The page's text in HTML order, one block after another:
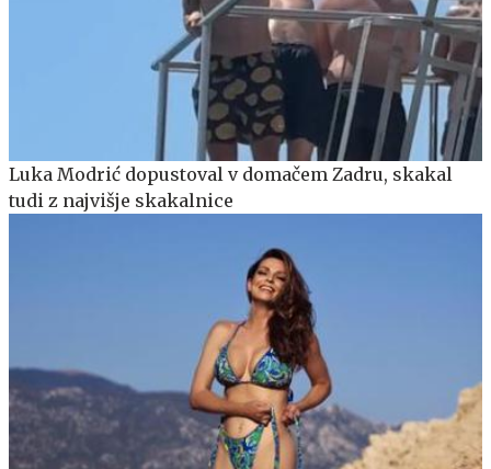
Luka Modrić dopustoval v domačem Zadru, skakal
tudi z najvišje skakalnice